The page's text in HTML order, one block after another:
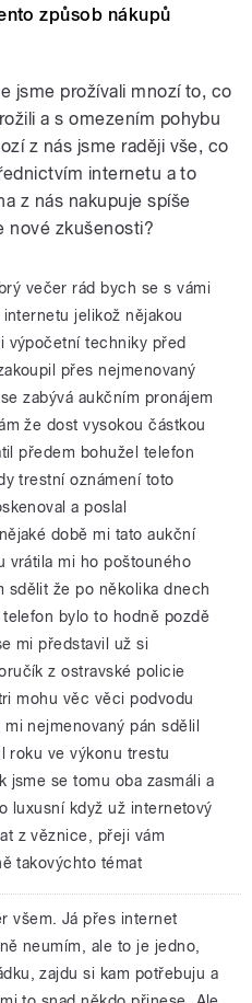
způsob nákupů
jsme prožívali mnozí to, co
a s omezením pohybu
z nás jsme raději vše, co
internetu a to
z nás nakupuje spíše
nové zkušenosti?
večer rád bych se s vámi
jelikož nějakou
výpočetní techniky před
přes nejmenovaný
zabývá aukčním pronájem
že dost vysokou částkou
předem bohužel telefon
trestní oznámení toto
a poslal
době mi tato aukční
vrátila mi ho poštouného
sdělit že po několika dnech
bylo to hodně pozdě
mi představil už si
z ostravské policie
mohu věc věci podvodu
nejmenovaný pán sdělil
roku ve výkonu trestu
jsme se tomu oba zasmáli a
luxusní když už internetový
z věznice, přeji vám
takovýchto témat
všem. Já přes internet
neumím, ale to je jedno,
zajdu si kam potřebuju a